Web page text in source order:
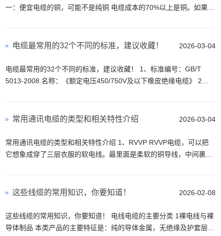
一：便宜电缆的铜，可能不是纯铜 电缆成本的70%以上是铜。如果价
2026-03-04
电缆最常用的32个不同的标准，建议收藏！
电缆最常用的32个不同的标准，建议收藏！ 1、标准编号：GB/T
5013-2008 名称：《额定电压450/750V及以下橡皮绝缘电缆》 2、
乙烯绝...
2026-03-04
常用通讯电缆的类型和相关特性介绍
常用通讯电缆的类型和相关特性介绍 1、RVVP RVVP电缆，可以把
它想象成穿了三层衣服的软电线。最里面是柔软的铜导线，中间裹着
2026-02-08
这些线缆的常用知识，你要知道！
这些线缆的常用知识，你要知道！ 电线电缆的主要分类 1裸电线与裸
导体制品 本类产品的主要特征是：纯的导体金属，无绝缘及护套层，